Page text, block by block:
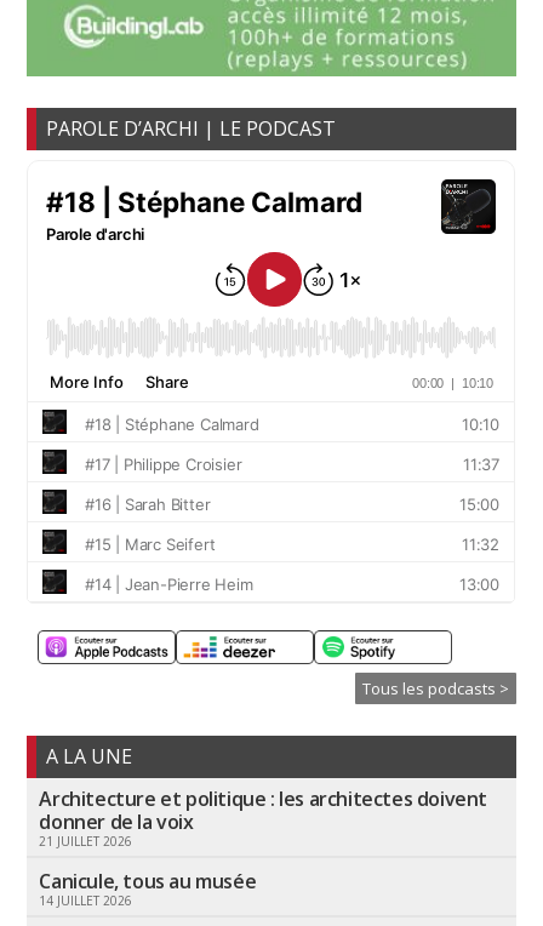
PAROLE D’ARCHI | LE PODCAST
Tous les podcasts >
A LA UNE
Architecture et politique : les architectes doivent
donner de la voix
21 JUILLET 2026
Canicule, tous au musée
14 JUILLET 2026